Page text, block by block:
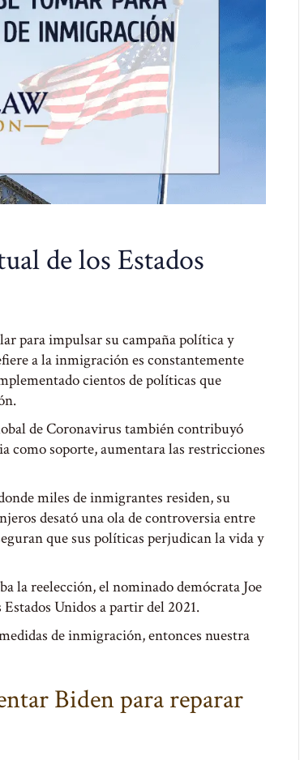
de los Estados
para impulsar su campaña política y
a la inmigración es constantemente
cientos de políticas que
de Coronavirus también contribuyó
como soporte, aumentara las restricciones
miles de inmigrantes residen, su
desató una ola de controversia entre
que sus políticas perjudican la vida y
la reelección, el nominado demócrata Joe
Unidos a partir del 2021.
de inmigración, entonces nuestra
Biden para reparar